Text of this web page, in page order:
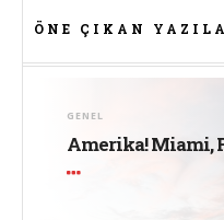
ÖNE ÇIKAN
GENEL
Amerika! Miami,